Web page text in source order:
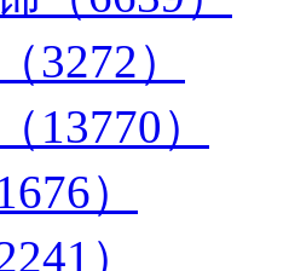
3272）
13770）
）
）